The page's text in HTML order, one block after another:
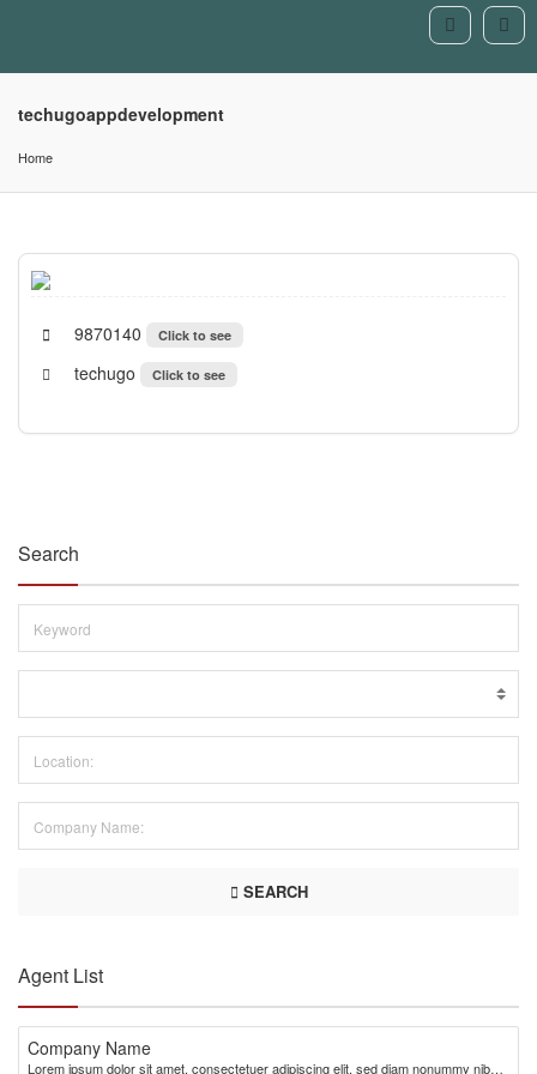
techugoappdevelopment
Home
9870140 Click to see
techugo Click to see
Search
SEARCH
Agent List
Company Name
Lorem ipsum dolor sit amet, consectetuer adipiscing elit, sed diam nonummy nibh